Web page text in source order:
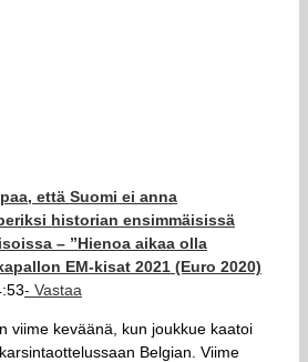
että Suomi ei anna
historian ensimmäisissä
– ”Hienoa aikaa olla
EM-kisat 2021 (Euro 2020)
- Vastaa
viime keväänä, kun joukkue kaatoi
Belgian. Viime